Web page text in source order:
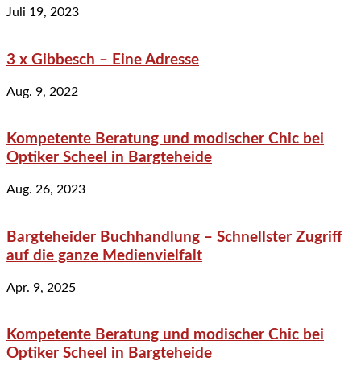
Juli 19, 2023
3 x Gibbesch – Eine Adresse
Aug. 9, 2022
Kompetente Beratung und modischer Chic bei
Optiker Scheel in Bargteheide
Aug. 26, 2023
Bargteheider Buchhandlung – Schnellster Zugriff
auf die ganze Medienvielfalt
Apr. 9, 2025
Kompetente Beratung und modischer Chic bei
Optiker Scheel in Bargteheide